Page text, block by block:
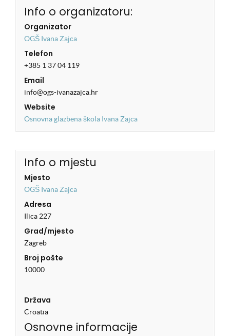
Info o organizatoru:
Organizator
OGŠ Ivana Zajca
Telefon
+385 1 37 04 119
Email
info@ogs-ivanazajca.hr
Website
Osnovna glazbena škola Ivana Zajca
Info o mjestu
Mjesto
OGŠ Ivana Zajca
Adresa
Ilica 227
Grad/mjesto
Zagreb
Broj pošte
10000
Država
Croatia
Osnovne informacije